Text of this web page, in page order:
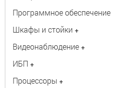
Программное обеспечение
Шкафы и стойки +
Видеонаблюдение +
ИБП +
Процессоры +